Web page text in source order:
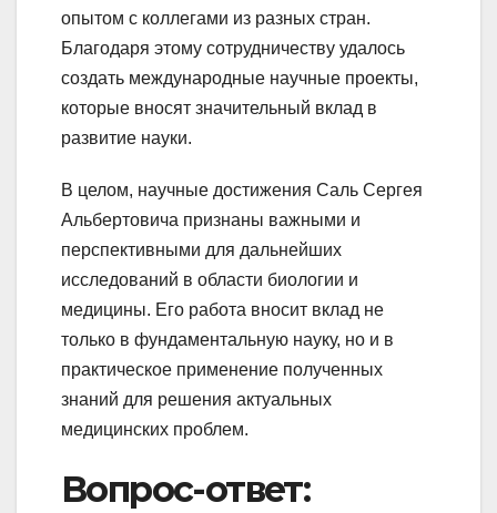
опытом с коллегами из разных стран.
Благодаря этому сотрудничеству удалось
создать международные научные проекты,
которые вносят значительный вклад в
развитие науки.
В целом, научные достижения Саль Сергея
Альбертовича признаны важными и
перспективными для дальнейших
исследований в области биологии и
медицины. Его работа вносит вклад не
только в фундаментальную науку, но и в
практическое применение полученных
знаний для решения актуальных
медицинских проблем.
Вопрос-ответ: